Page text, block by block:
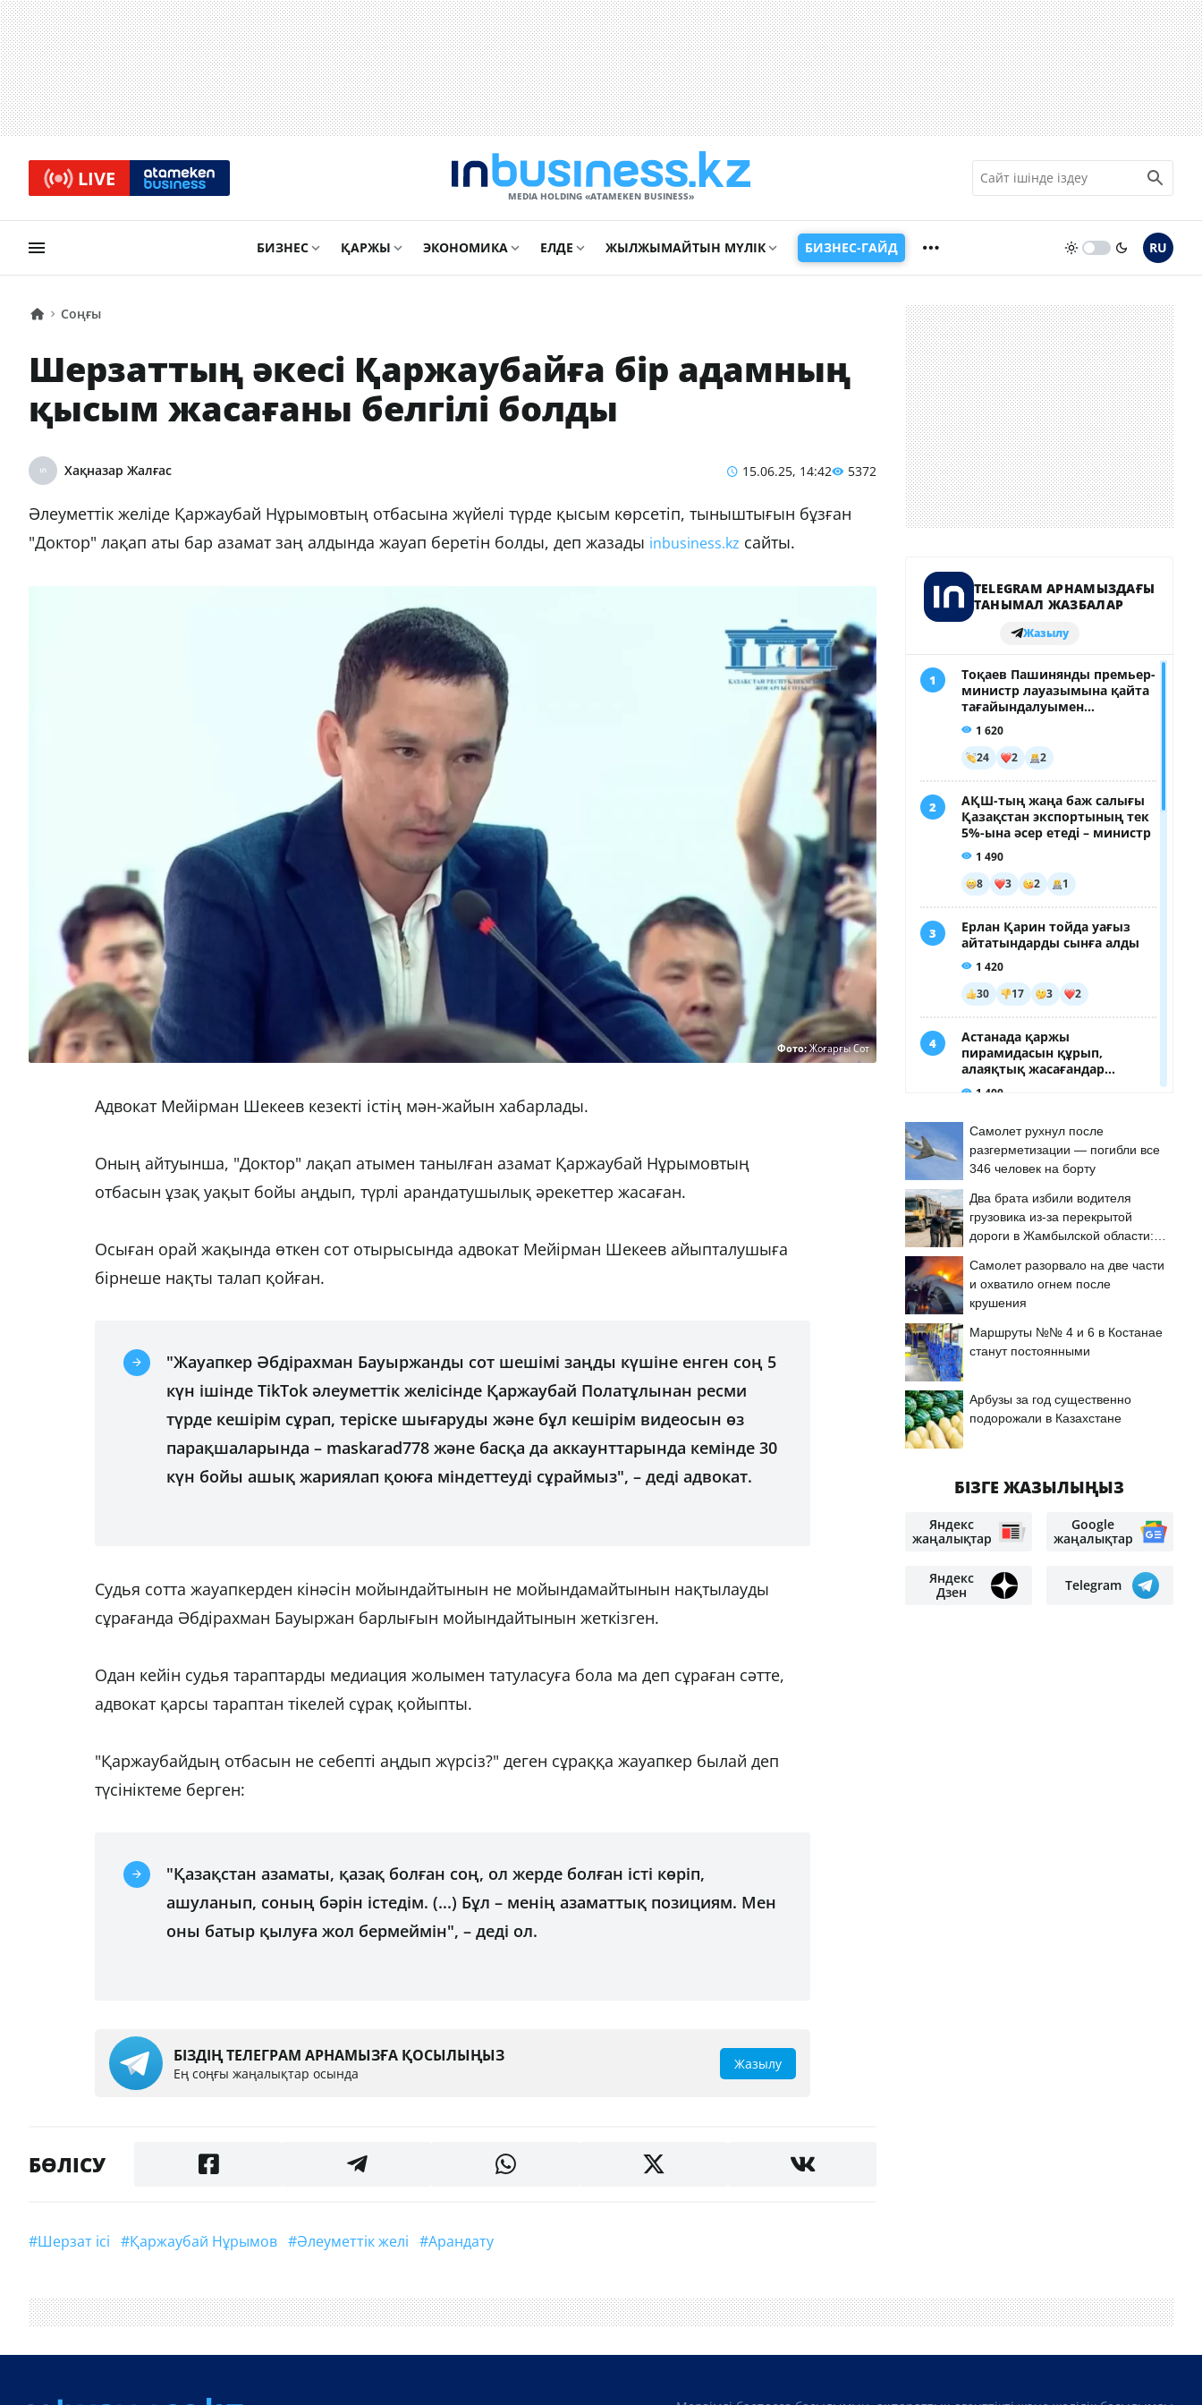
LIVE
MEDIA HOLDING «ATAMEKЕN BUSINESS»
БИЗНЕС ҚАРЖЫ ЭКОНОМИКА ЕЛДЕ ЖЫЛЖЫМАЙТЫН МҮЛІК БИЗНЕС-ГАЙД RU
Соңғы
Шерзаттың әкесі Қаржаубайға бір адамның
қысым жасағаны белгілі болды
Хақназар Жалғас 15.06.25, 14:42 5372
Әлеуметтік желіде Қаржаубай Нұрымовтың отбасына жүйелі түрде қысым көрсетіп, тыныштығын бұзған
"Доктор" лақап аты бар азамат заң алдында жауап беретін болды, деп жазады inbusiness.kz сайты.
Фото:Жоғарғы Сот
Адвокат Мейірман Шекеев кезекті істің мән-жайын хабарлады.
Оның айтуынша, "Доктор" лақап атымен танылған азамат Қаржаубай Нұрымовтың
отбасын ұзақ уақыт бойы аңдып, түрлі арандатушылық әрекеттер жасаған.
Осыған орай жақында өткен сот отырысында адвокат Мейірман Шекеев айыпталушыға
бірнеше нақты талап қойған.
"Жауапкер Әбдірахман Бауыржанды сот шешімі заңды күшіне енген соң 5
күн ішінде TikTok әлеуметтік желісінде Қаржаубай Полатұлынан ресми
түрде кешірім сұрап, теріске шығаруды және бұл кешірім видеосын өз
парақшаларында – maskarad778 және басқа да аккаунттарында кемінде 30
күн бойы ашық жариялап қоюға міндеттеуді сұраймыз", – деді адвокат.
Судья сотта жауапкерден кінәсін мойындайтынын не мойындамайтынын нақтылауды
сұрағанда Әбдірахман Бауыржан барлығын мойындайтынын жеткізген.
Одан кейін судья тараптарды медиация жолымен татуласуға бола ма деп сұраған сәтте,
адвокат қарсы тараптан тікелей сұрақ қойыпты.
"Қаржаубайдың отбасын не себепті аңдып жүрсіз?" деген сұраққа жауапкер былай деп
түсініктеме берген:
"Қазақстан азаматы, қазақ болған соң, ол жерде болған істі көріп,
ашуланып, соның бәрін істедім. (...) Бұл – менің азаматтық позициям. Мен
оны батыр қылуға жол бермеймін", – деді ол.
БІЗДІҢ ТЕЛЕГРАМ АРНАМЫЗҒА ҚОСЫЛЫҢЫЗ
Ең соңғы жаңалықтар осында
Жазылу
БӨЛІСУ
#Шерзат ісі #Қаржаубай Нұрымов #Әлеуметтік желі #арандату
Самолет рухнул после
разгерметизации — погибли все
346 человек на борту
Два брата избили водителя
грузовика из-за перекрытой
дороги в Жамбылской области:
Самолет разорвало на две части
и охватило огнем после
крушения
Маршруты №№ 4 и 6 в Костанае
станут постоянными
Арбузы за год существенно
подорожали в Казахстане
БІЗГЕ ЖАЗЫЛЫҢЫЗ
Яндекс
жаңалықтар
Google
жаңалықтар
Яндекс
Дзен
Telegram